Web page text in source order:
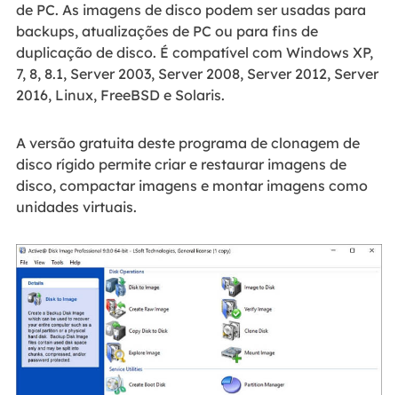
de PC. As imagens de disco podem ser usadas para
backups, atualizações de PC ou para fins de
duplicação de disco. É compatível com Windows XP,
7, 8, 8.1, Server 2003, Server 2008, Server 2012, Server
2016, Linux, FreeBSD e Solaris.
A versão gratuita deste programa de clonagem de
disco rígido permite criar e restaurar imagens de
disco, compactar imagens e montar imagens como
unidades virtuais.